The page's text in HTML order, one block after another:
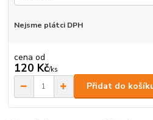
Nejsme plátci DPH
cena od
120 Kč/ks
Přidat do